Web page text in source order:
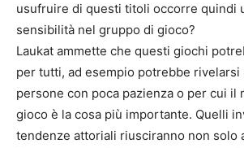
usufruire di questi titoli occorre quindi
sensibilità nel gruppo di gioco?
Laukat ammette che questi giochi
per tutti, ad esempio potrebbe rivelarsi
persone con poca pazienza o per cui il
gioco è la cosa più importante. Quelli
tendenze attoriali riusciranno non solo